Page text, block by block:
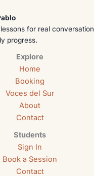
for real
progress.
Explore
Home
Booking
Voces del Sur
About
Contact
Students
Sign In
Book a Session
Contact